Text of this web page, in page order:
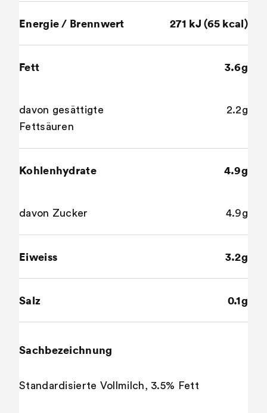
Energie / Brennwert 271 kJ (65 kcal)
Fett 3.6g
davon gesättigte
Fettsäuren
2.2g
Kohlenhydrate 4.9g
davon Zucker 4.9g
Eiweiss 3.2g
Salz 0.1g
Sachbezeichnung
Standardisierte Vollmilch, 3.5% Fett